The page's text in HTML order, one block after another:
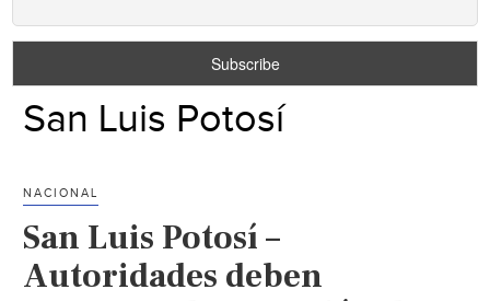
San Luis Potosí
NACIONAL
San Luis Potosí –
Autoridades deben